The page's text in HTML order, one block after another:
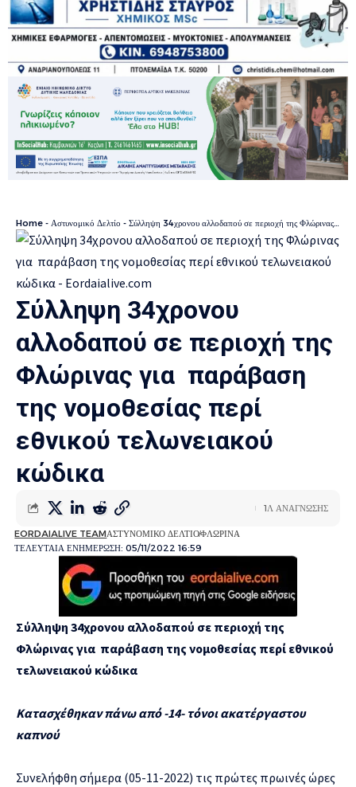
Home - Αστυνομικό Δελτίο - Σύλληψη 34χρονου αλλοδαπού σε περιοχή της Φλώρινας για παράβαση της νομοθεσίας περί εθνικού τελωνειακού κώδικα
Σύλληψη 34χρονου
αλλοδαπού σε περιοχή της
Φλώρινας για παράβαση
της νομοθεσίας περί
εθνικού τελωνειακού
κώδικα
ΤΕΛΕΥΤΑΙΑ ΕΝΗΜΕΡΩΣΗ: 05/11/2022 16:59
EORDAIALIVE TEAMΑΣΤΥΝΟΜΙΚΟ ΔΕΛΤΙΟΦΛΩΡΙΝΑ
1Λ ΑΝΑΓΝΩΣΗΣ
Σύλληψη 34χρονου αλλοδαπού σε περιοχή της
Φλώρινας για παράβαση της νομοθεσίας περί εθνικού
τελωνειακού κώδικα
Κατασχέθηκαν πάνω από -14- τόνοι ακατέργαστου
καπνού
Συνελήφθη σήμερα (05-11-2022) τις πρώτες πρωινές ώρες